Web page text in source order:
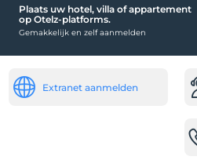
winkelcentra
Markt
De ingang van de
Plaats uw hotel, villa of appartement
op Otelz-platforms.
Gemakkelijk en zelf aanmelden
Extranet aanmelden